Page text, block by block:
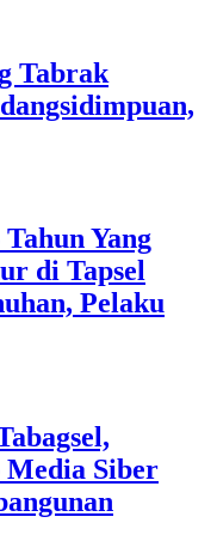
Tabrak
Yang
di Tapsel
Pelaku
Media Siber